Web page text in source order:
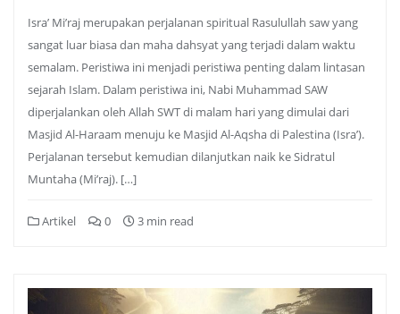
Isra’ Mi’raj merupakan perjalanan spiritual Rasulullah saw yang
sangat luar biasa dan maha dahsyat yang terjadi dalam waktu
semalam. Peristiwa ini menjadi peristiwa penting dalam lintasan
sejarah Islam. Dalam peristiwa ini, Nabi Muhammad SAW
diperjalankan oleh Allah SWT di malam hari yang dimulai dari
Masjid Al-Haraam menuju ke Masjid Al-Aqsha di Palestina (Isra’).
Perjalanan tersebut kemudian dilanjutkan naik ke Sidratul
Muntaha (Mi’raj). […]
Artikel 0 3 min read